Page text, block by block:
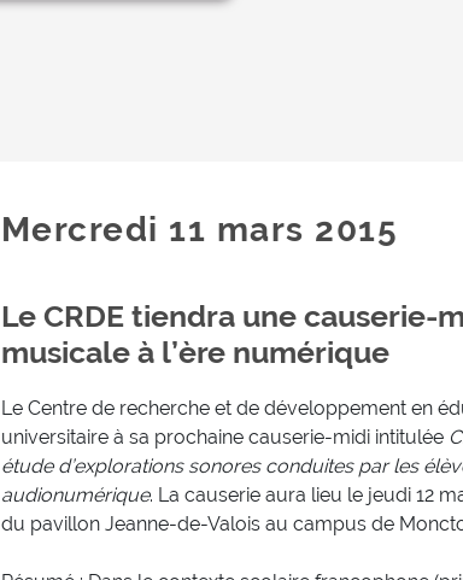
Mercredi 11 mars 2015
Le CRDE tiendra une causerie-
musicale à l’ère numérique
Le Centre de recherche et de développement en
universitaire à sa prochaine causerie-midi intitulée
étude d’explorations sonores conduites par les
audionumérique. La causerie aura lieu le jeudi 12
du pavillon Jeanne-de-Valois au campus de